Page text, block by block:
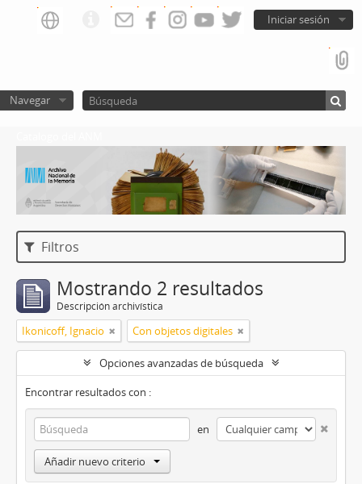
Iniciar sesión
Navegar
Filtros
Mostrando 2 resultados
Descripción archivística
Ikonicoff, Ignacio Con objetos digitales
Opciones avanzadas de búsqueda
Encontrar resultados con :
en
Añadir nuevo criterio